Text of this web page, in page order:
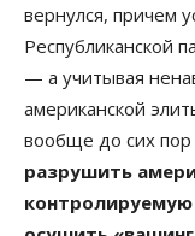
вернулся, причем
Республиканской
— а учитывая
американской
вообще до сих пор
разрушить